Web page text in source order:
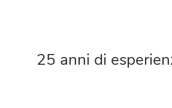
25 anni di